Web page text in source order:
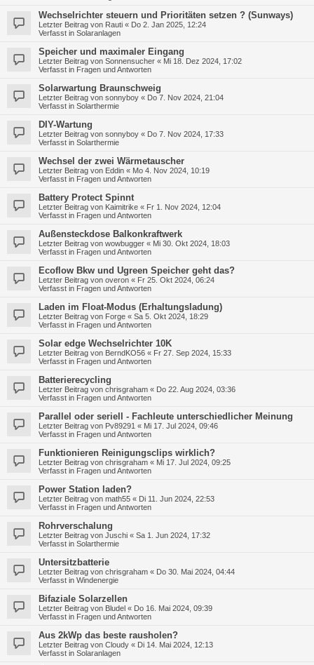
Wechselrichter steuern und Prioritäten setzen ? (Sunways)
Letzter Beitrag von Rauti « Do 2. Jan 2025, 12:24
Verfasst in Solaranlagen
Speicher und maximaler Eingang
Letzter Beitrag von Sonnensucher « Mi 18. Dez 2024, 17:02
Verfasst in Fragen und Antworten
Solarwartung Braunschweig
Letzter Beitrag von sonnyboy « Do 7. Nov 2024, 21:04
Verfasst in Solarthermie
DIY-Wartung
Letzter Beitrag von sonnyboy « Do 7. Nov 2024, 17:33
Verfasst in Solarthermie
Wechsel der zwei Wärmetauscher
Letzter Beitrag von Eddin « Mo 4. Nov 2024, 10:19
Verfasst in Fragen und Antworten
Battery Protect Spinnt
Letzter Beitrag von Kaimitrike « Fr 1. Nov 2024, 12:04
Verfasst in Fragen und Antworten
Außensteckdose Balkonkraftwerk
Letzter Beitrag von wowbugger « Mi 30. Okt 2024, 18:03
Verfasst in Fragen und Antworten
Ecoflow Bkw und Ugreen Speicher geht das?
Letzter Beitrag von overon « Fr 25. Okt 2024, 06:24
Verfasst in Fragen und Antworten
Laden im Float-Modus (Erhaltungsladung)
Letzter Beitrag von Forge « Sa 5. Okt 2024, 18:29
Verfasst in Fragen und Antworten
Solar edge Wechselrichter 10K
Letzter Beitrag von BerndKO56 « Fr 27. Sep 2024, 15:33
Verfasst in Fragen und Antworten
Batterierecycling
Letzter Beitrag von chrisgraham « Do 22. Aug 2024, 03:36
Verfasst in Fragen und Antworten
Parallel oder seriell - Fachleute unterschiedlicher Meinung
Letzter Beitrag von Pv89291 « Mi 17. Jul 2024, 09:46
Verfasst in Fragen und Antworten
Funktionieren Reinigungsclips wirklich?
Letzter Beitrag von chrisgraham « Mi 17. Jul 2024, 09:25
Verfasst in Fragen und Antworten
Power Station laden?
Letzter Beitrag von math55 « Di 11. Jun 2024, 22:53
Verfasst in Fragen und Antworten
Rohrverschalung
Letzter Beitrag von Juschi « Sa 1. Jun 2024, 17:32
Verfasst in Solarthermie
Untersitzbatterie
Letzter Beitrag von chrisgraham « Do 30. Mai 2024, 04:44
Verfasst in Windenergie
Bifaziale Solarzellen
Letzter Beitrag von Bludel « Do 16. Mai 2024, 09:39
Verfasst in Fragen und Antworten
Aus 2kWp das beste rausholen?
Letzter Beitrag von Cloudy « Di 14. Mai 2024, 12:13
Verfasst in Solaranlagen